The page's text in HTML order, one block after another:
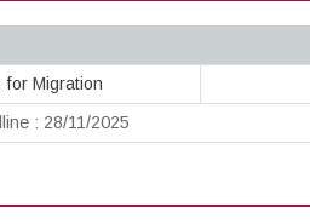
for Migration
: 28/11/2025